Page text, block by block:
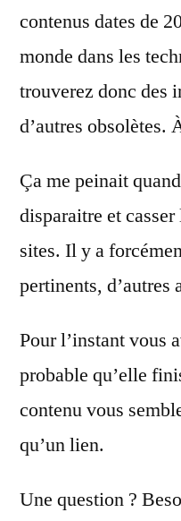
contenus dates de
monde dans les
trouverez donc des
d’autres obsolètes.
Ça me peinait
disparaitre et
sites. Il y a
pertinents, d’autres
Pour l’instant vous
probable qu’elle
contenu vous
qu’un lien.
Une question ?